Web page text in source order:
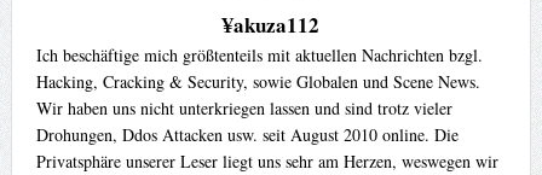
¥akuza112
Ich beschäftige mich größtenteils mit aktuellen Nachrichten bzgl.
Hacking, Cracking & Security, sowie Globalen und Scene News.
Wir haben uns nicht unterkriegen lassen und sind trotz vieler
Drohungen, Ddos Attacken usw. seit August 2010 online. Die
Privatsphäre unserer Leser liegt uns sehr am Herzen, weswegen wir